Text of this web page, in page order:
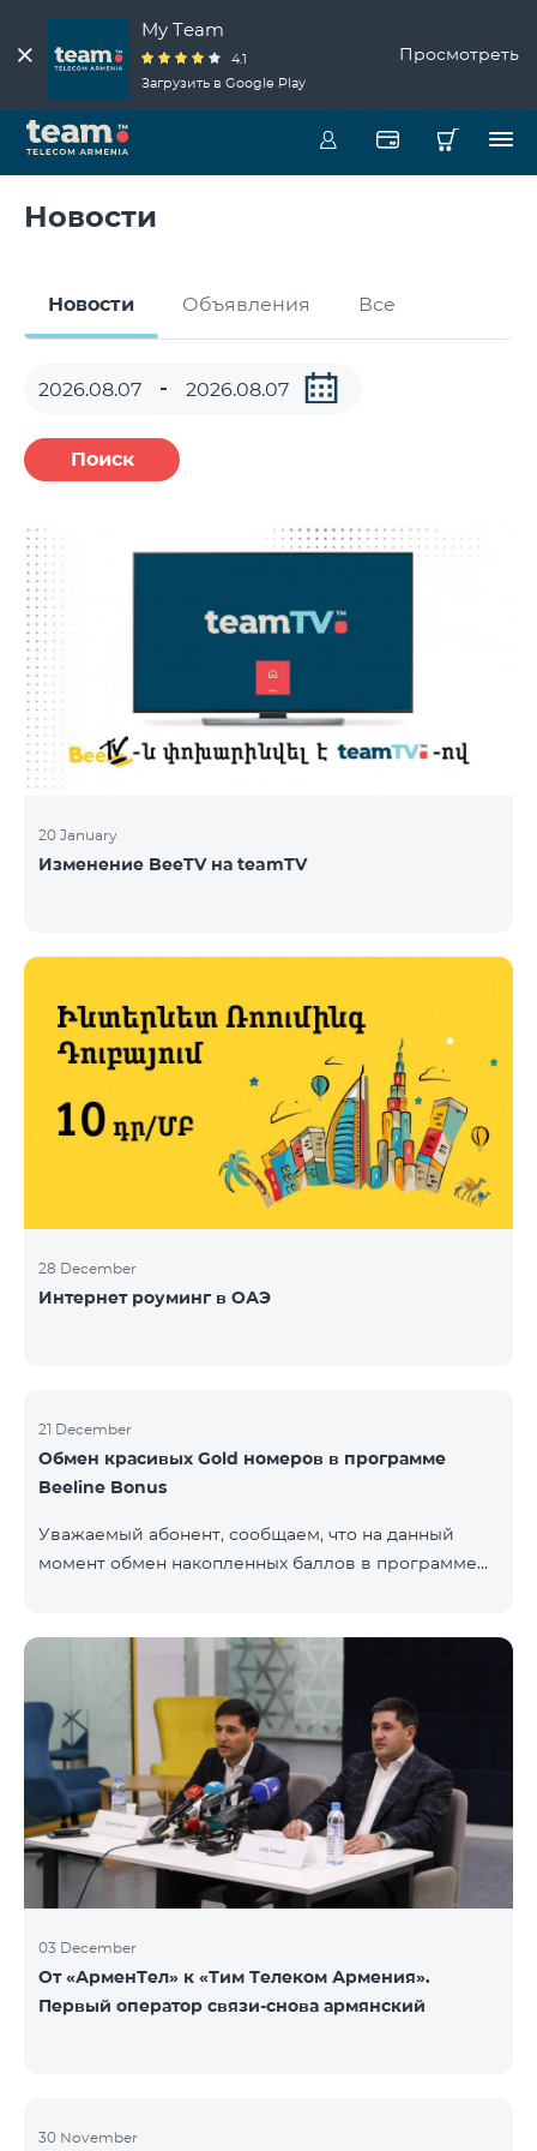
My Team
4.1
Загрузить в Google Play
Просмотреть
Новости
Новости Объявления Все
Поиск
20 January
Изменение BeeTV на teamTV
28 December
Интернет роуминг в ОАЭ
21 December
Обмен красивых Gold номеров в программе
Beeline Bonus
Уважаемый абонент, сообщаем, что на данный
момент обмен накопленных баллов в программе
категорий: Nickel, Bronze, Silver, Platinum.
03 December
От «АрменТел» к «Тим Телеком Армения».
Первый оператор связи-снова армянский
30 November